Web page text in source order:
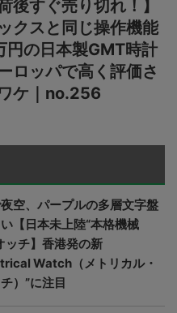
後すぐ売り切れ！】
クスと同じ操作機能
円の日本製GMT時計
ロッパで高く評価さ
ケ｜no.256
空、パープルの多層文字盤
【日本未上陸“本格機械
ッチ】香港発の新
Watch（メトリカル・
）”に注目